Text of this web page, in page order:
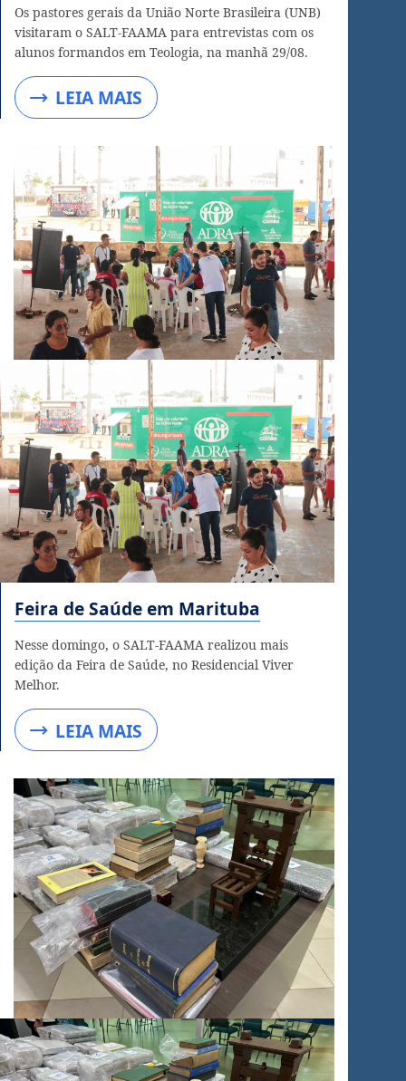
Os pastores gerais da União Norte Brasileira (UNB)
visitaram o SALT-FAAMA para entrevistas com os
alunos formandos em Teologia, na manhã 29/08.
LEIA MAIS
Feira de Saúde em Marituba
Nesse domingo, o SALT-FAAMA realizou mais
edição da Feira de Saúde, no Residencial Viver
Melhor.
LEIA MAIS